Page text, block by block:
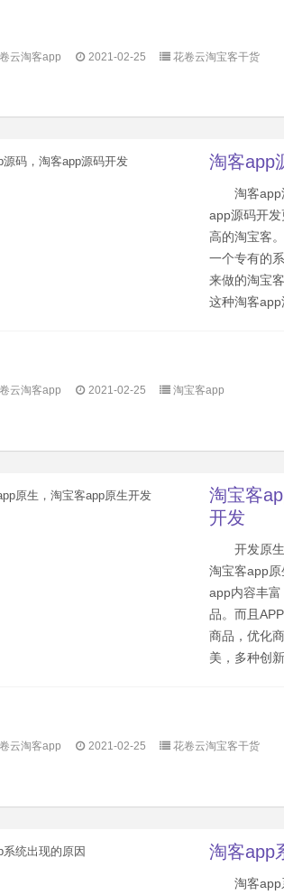
云淘客app 2021-02-25 花卷云淘宝客干货
淘客app
淘客app
app源码开
高的淘宝客
一个专有的
来做的淘宝
这种淘客app
云淘客app 2021-02-25 淘宝客app
淘宝客
开发
开发原生
淘宝客app
app内容丰
品。而且
商品，优化
美，多种创
云淘客app 2021-02-25 花卷云淘宝客干货
淘客app
淘客app